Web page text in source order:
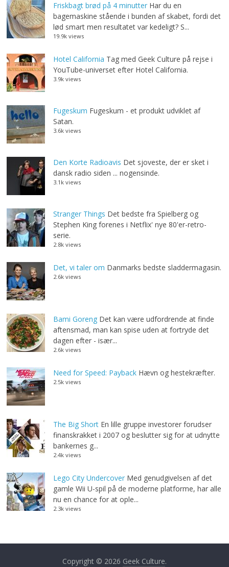
Friskbagt brød på 4 minutter Har du en
bagemaskine stående i bunden af skabet, fordi det
lød smart men resultatet var kedeligt? S...
19.9k views
Hotel California Tag med Geek Culture på rejse i
YouTube-universet efter Hotel California.
3.9k views
Fugeskum Fugeskum - et produkt udviklet af
Satan.
3.6k views
Den Korte Radioavis Det sjoveste, der er sket i
dansk radio siden ... nogensinde.
3.1k views
Stranger Things Det bedste fra Spielberg og
Stephen King forenes i Netflix' nye 80'er-retro-
serie.
2.8k views
Det, vi taler om Danmarks bedste sladdermagasin.
2.6k views
Bami Goreng Det kan være udfordrende at finde
aftensmad, man kan spise uden at fortryde det
dagen efter - især...
2.6k views
Need for Speed: Payback Hævn og hestekræfter.
2.5k views
The Big Short En lille gruppe investorer forudser
finanskrakket i 2007 og beslutter sig for at udnytte
bankernes g...
2.4k views
Lego City Undercover Med genudgivelsen af det
gamle Wii U-spil på de moderne platforme, har alle
nu en chance for at ople...
2.3k views
Copyright © 2026 Geek Culture.